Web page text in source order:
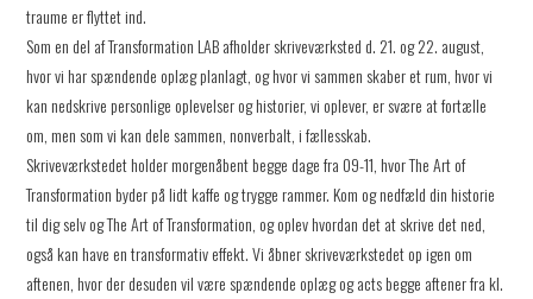
traume er flyttet ind.
Som en del af Transformation LAB afholder skriveværksted d. 21. og 22. august,
hvor vi har spændende oplæg planlagt, og hvor vi sammen skaber et rum, hvor vi
kan nedskrive personlige oplevelser og historier, vi oplever, er svære at fortælle
om, men som vi kan dele sammen, nonverbalt, i fællesskab.
Skriveværkstedet holder morgenåbent begge dage fra 09-11, hvor The Art of
Transformation byder på lidt kaffe og trygge rammer. Kom og nedfæld din historie
til dig selv og The Art of Transformation, og oplev hvordan det at skrive det ned,
også kan have en transformativ effekt. Vi åbner skriveværkstedet op igen om
aftenen, hvor der desuden vil være spændende oplæg og acts begge aftener fra kl.